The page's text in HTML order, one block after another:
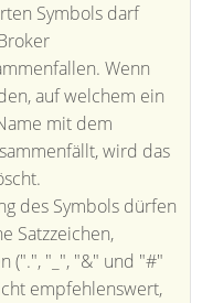
Symbols darf
Wenn
auf welchem ein
mit dem
wird das
des Symbols dürfen
Satzzeichen,
(".", "_", "&" und "#"
empfehlenswert,